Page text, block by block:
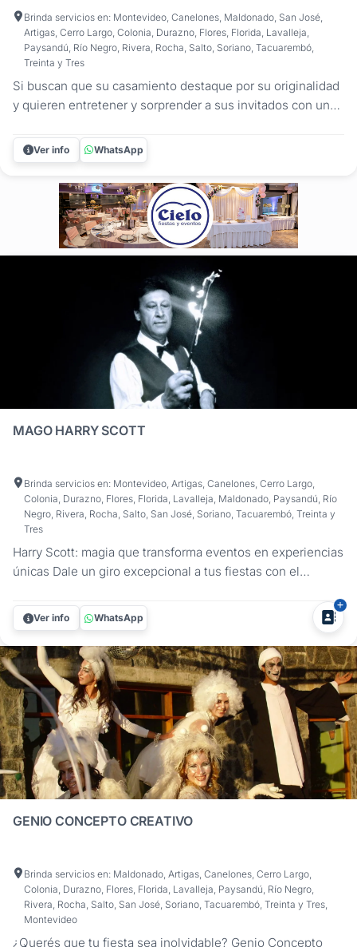
Brinda servicios en: Montevideo, Canelones, Maldonado, San José,
Artigas, Cerro Largo, Colonia, Durazno, Flores, Florida, Lavalleja,
Paysandú, Río Negro, Rivera, Rocha, Salto, Soriano, Tacuarembó,
Treinta y Tres
Si buscan que su casamiento destaque por su originalidad
y quieren entretener y sorprender a sus invitados con una
Federico Büsch es la opción definitiva. No se trata solo de
un espectáculo, sino de una experiencia de asombro y
Ver info WhatsApp
MAGO HARRY SCOTT
Brinda servicios en: Montevideo, Artigas, Canelones, Cerro Largo,
Colonia, Durazno, Flores, Florida, Lavalleja, Maldonado, Paysandú, Río
Negro, Rivera, Rocha, Salto, San José, Soriano, Tacuarembó, Treinta y
Tres
Harry Scott: magia que transforma eventos en experiencias
únicas Dale un giro excepcional a tus fiestas con el
impresionar y unir a tus invitados de manera memorable.
Perfecto para todo tipo de eventos y encuentros. Harry
Scott es un experto en...
Ver info WhatsApp
GENIO CONCEPTO CREATIVO
Brinda servicios en: Maldonado, Artigas, Canelones, Cerro Largo,
Colonia, Durazno, Flores, Florida, Lavalleja, Paysandú, Río Negro,
Rivera, Rocha, Salto, San José, Soriano, Tacuarembó, Treinta y Tres,
Montevideo
¿Querés que tu fiesta sea inolvidable? Genio Concepto